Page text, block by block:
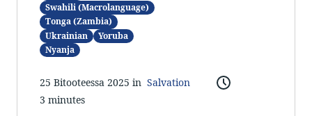
Swahili (Macrolanguage)
Tonga (Zambia)
Ukrainian
Yoruba
Nyanja
25 Bitooteessa 2025 in Salvation
3 minutes